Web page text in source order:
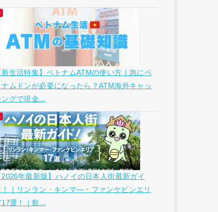
新生活特集】ベトナムATMの使い方｜急にベ
ナムドンが必要になったら？ATM海外キャッ
ングで現金...
2026年最新版】ハノイの日本人街最新ガイ
！｜リンラン・キンマ―・ファンケビンエリ
17選！｜飲...